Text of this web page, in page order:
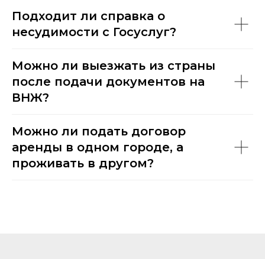
Подходит ли справка о
несудимости с Госуслуг?
Можно ли выезжать из страны
после подачи документов на
ВНЖ?
Можно ли подать договор
аренды в одном городе, а
проживать в другом?